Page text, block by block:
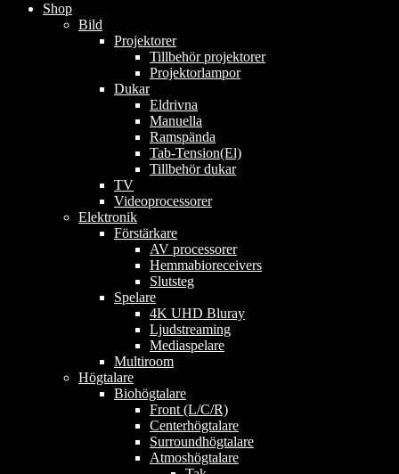
Shop
Bild
Projektorer
Tillbehör projektorer
Projektorlampor
Dukar
Eldrivna
Manuella
Ramspända
Tab-Tension(El)
Tillbehör dukar
TV
Videoprocessorer
Elektronik
Förstärkare
AV processorer
Hemmabioreceivers
Slutsteg
Spelare
4K UHD Bluray
Ljudstreaming
Mediaspelare
Multiroom
Högtalare
Biohögtalare
Front (L/C/R)
Centerhögtalare
Surroundhögtalare
Atmoshögtalare